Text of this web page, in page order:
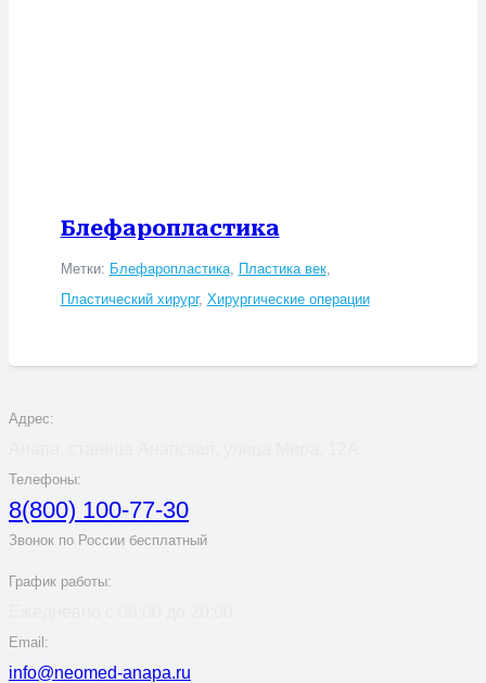
Блефаропластика
Метки: Блефаропластика, Пластика век,
Пластический хирург, Хирургические операции
Адрес:
Телефоны:
8(800) 100-77-30
Звонок по России бесплатный
График работы:
Email:
info@neomed-anapa.ru